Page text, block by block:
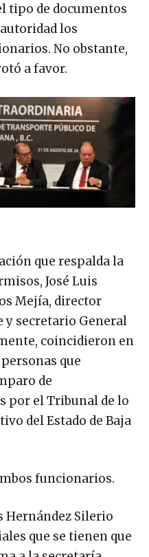
tipo de documentos
los
No obstante,
a favor.
que respalda la
José Luis
Mejía, director
secretario General
coincidieron en
que
de
por el Tribunal de lo
del Estado de Baja
funcionarios.
Hernández Silerio
que se tienen que